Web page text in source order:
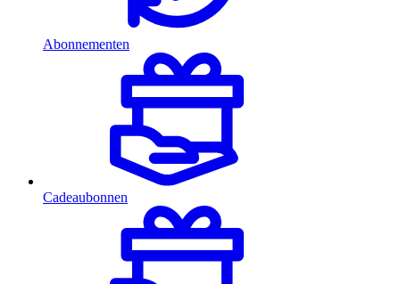
Abonnementen
Cadeaubonnen